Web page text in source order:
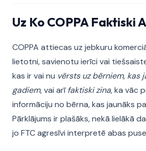
Uz Ko COPPA Faktiski
COPPA attiecas uz jebkuru
lietotni, savienotu ierīci vai
kas ir vai nu vērsts uz bērniem, kas
gadiem, vai arīfaktiski zina, ka vāc
informāciju no bērna, kas jaunāks
Pārklājums ir plašāks, nekā lielākā
jo FTC agresīvi interpretē abas